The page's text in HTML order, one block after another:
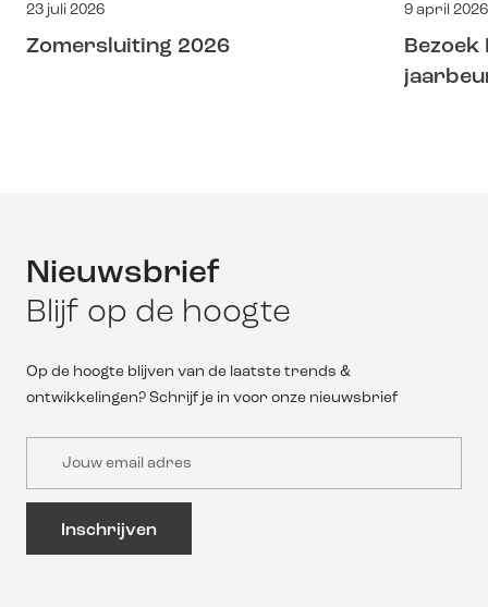
23 juli 2026
Zomersluiting 2026
9 april 2026
Bezoek
Nieuwsbrief
Blijf op de hoogte
Op de hoogte blijven van de laatste trends &
ontwikkelingen? Schrijf je in voor onze nieuwsbrief